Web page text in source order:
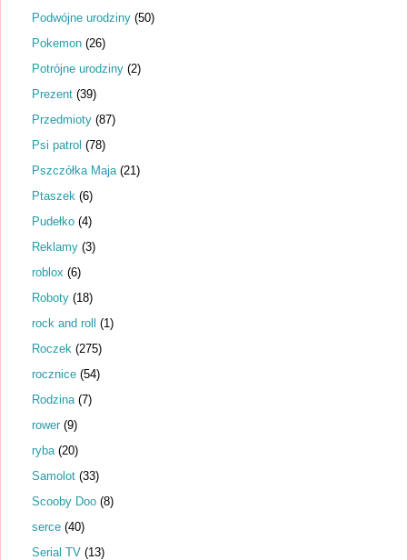
Podwójne urodziny (50)
Pokemon (26)
Potrójne urodziny (2)
Prezent (39)
Przedmioty (87)
Psi patrol (78)
Pszczółka Maja (21)
Ptaszek (6)
Pudełko (4)
Reklamy (3)
roblox (6)
Roboty (18)
rock and roll (1)
Roczek (275)
rocznice (54)
Rodzina (7)
rower (9)
ryba (20)
Samolot (33)
Scooby Doo (8)
serce (40)
Serial TV (13)